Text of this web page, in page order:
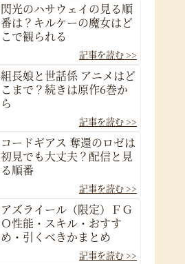
閃光のハサウェイの見る順
番は？キルケーの魔女はど
こで観られる
組長娘と世話係 アニメはど
こまで？続きは原作6巻か
ら
コードギアス 奪還のロゼは
初見でも大丈夫？配信と見
る順番
アズライール（限定）ＦＧ
Ｏ性能・スキル・おすす
め・引くべきかまとめ